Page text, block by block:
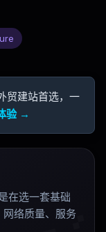
贸建站首选，一
验 →
在选一套基础
络质量、服务